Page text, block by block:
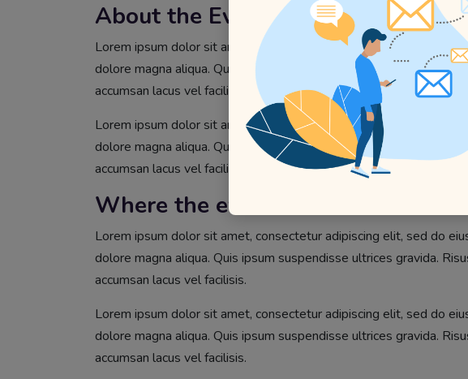
About the Event
Lorem ipsum dolor sit amet, consectetur adipiscing elit, sed do
dolore magna aliqua. Quis ipsum suspendisse ultrices gravida.
accumsan lacus vel facilisis.
Lorem ipsum dolor sit amet, consectetur adipiscing elit, sed do
dolore magna aliqua. Quis ipsum suspendisse ultrices gravida.
accumsan lacus vel facilisis.
Where the event?
Lorem ipsum dolor sit amet, consectetur adipiscing elit, sed do
dolore magna aliqua. Quis ipsum suspendisse ultrices gravida.
accumsan lacus vel facilisis.
Lorem ipsum dolor sit amet, consectetur adipiscing elit, sed do
dolore magna aliqua. Quis ipsum suspendisse ultrices gravida.
accumsan lacus vel facilisis.